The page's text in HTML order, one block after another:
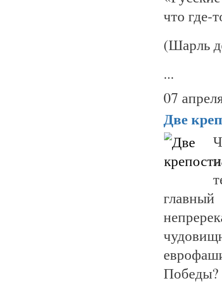
что где-
(Шарль
...
07
Две
Победы?